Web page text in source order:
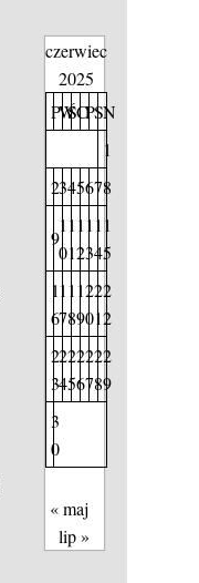
czerwiec
2025
PW
ŚCPSN
1
2345678
9
1
0
1
1
1
2
1
3
1
4
1
5
1
6
1
7
1
8
1
9
2
0
2
1
2
2
2
3
2
4
2
5
2
6
2
7
2
8
2
9
3
0
« maj
lip »